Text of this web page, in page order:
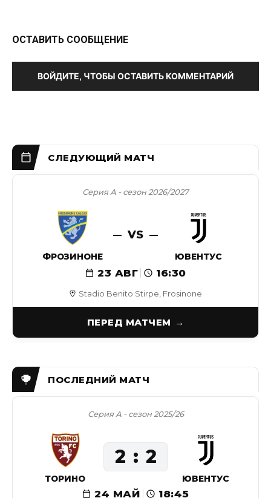
ОСТАВИТЬ СООБЩЕНИЕ
ВОЙДИТЕ, ЧТОБЫ ОСТАВИТЬ КОММЕНТАРИЙ
Stadio Benito Stirpe, Frosinone
Серия А - сезон 2026/2027
ФРОЗИНОНЕ
VS
ЮВЕНТУС
23 АВГ 16:30
ПЕРЕД МАТЧЕМ
Серия А - сезон 2025/26
24 МАЙ 18:45
ТОРИНО
2 2
ЮВЕНТУС